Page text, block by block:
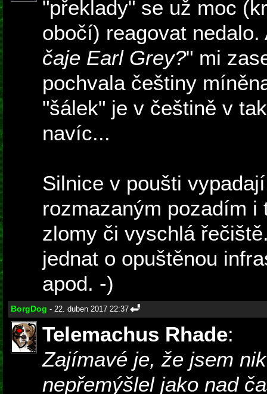
"překlady" se už moc
obočí) reagovat nedalo.
čaje Earl Grey?" mi
pochvala češtiny
"šálek" je v češtině v
navíc...
Silnice v poušti
rozmazaným pozadím i
zlomy či vyschlá
jednat o opuštěnou
apod. -)
BorgDog - 22. duben 2017 22:37
Telemachus Rhade:
Zajímavé je, že jsem
nepřemýšlel jako nad